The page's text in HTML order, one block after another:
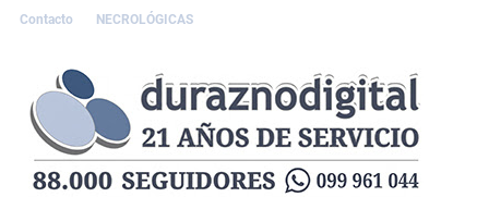
Contacto NECROLÓGICAS